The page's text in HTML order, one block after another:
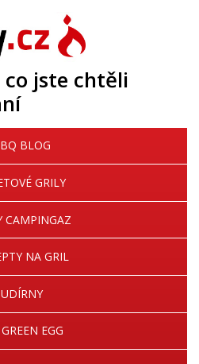
co jste chtěli
BLOG
GRILY
CAMPINGAZ
NA GRIL
UDÍRNY
EGG